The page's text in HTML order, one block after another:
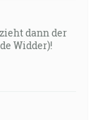
dann der
Widder)!